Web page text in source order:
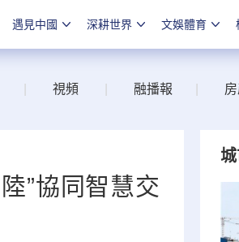
遇見中國 深耕世界 文娛體育
視頻 融播報
”協同智慧交